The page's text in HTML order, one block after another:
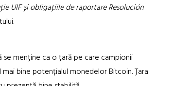
UIF și obligațiile de raportare Resolución
menține ca o țară pe care campionii
bine potențialul monedelor Bitcoin. Țara